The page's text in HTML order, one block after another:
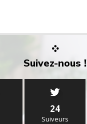
Suivez-nous !
24
Suiveurs